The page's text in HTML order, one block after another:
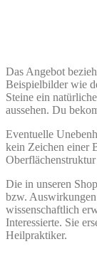
Das Angebot
Beispielbilder wie
Steine ein
aussehen. Du
Eventuelle
kein Zeichen einer
Oberflächenstruktur
Die in unseren
bzw.
wissenschaftlich
Interessierte. Sie
Heilpraktiker.